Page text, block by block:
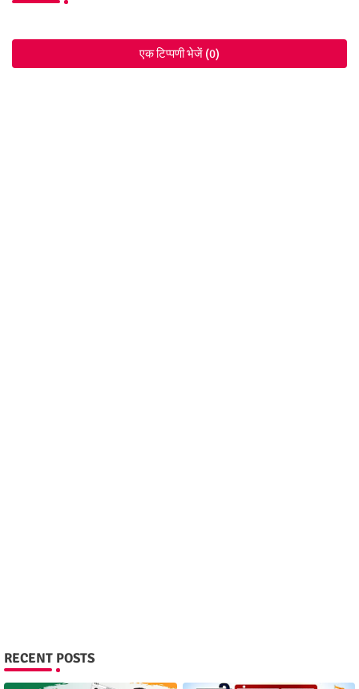
एक टिप्पणी भेजें (0)
RECENT POSTS